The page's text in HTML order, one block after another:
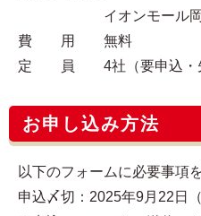
イオンモール岡崎３
費 用 無料
定 員 4社（要申込・先
お申し込み方法
以下のフォームに必要事項
申込〆切：2025年9月22日